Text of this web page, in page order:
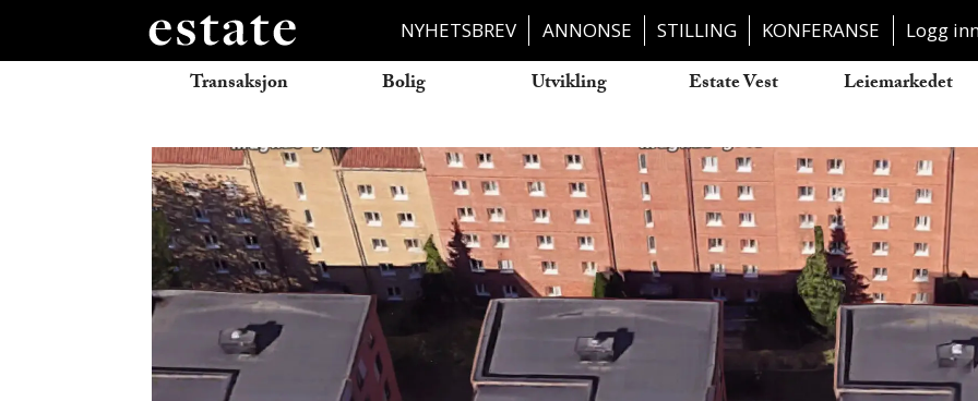
NYHETSBREV ANNONSE STILLING KONFERANSE Logg
Transaksjon Bolig Utvikling Estate Vest Leiemarkedet